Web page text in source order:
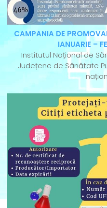
CAMPANIA DE
IANUARIE –
Institutul Național de
Județene de Sănătate